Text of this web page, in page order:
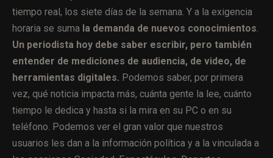
tiempo real, los siete días de la semana. Y a la exigencia
horaria se suma la demanda de nuevos conocimientos.
Un periodista hoy debe saber escribir, pero también
entender de mediciones de audiencia, de video, de
herramientas digitales. Podemos saber, por primera
vez, qué noticia impacta más, cuánta gente la lee, cuánto
tiempo le dedica y hasta si la mira en su PC o en su
teléfono. Podemos ver el gran valor que nuestros
usuarios les dan a la información política y a la vinculada a